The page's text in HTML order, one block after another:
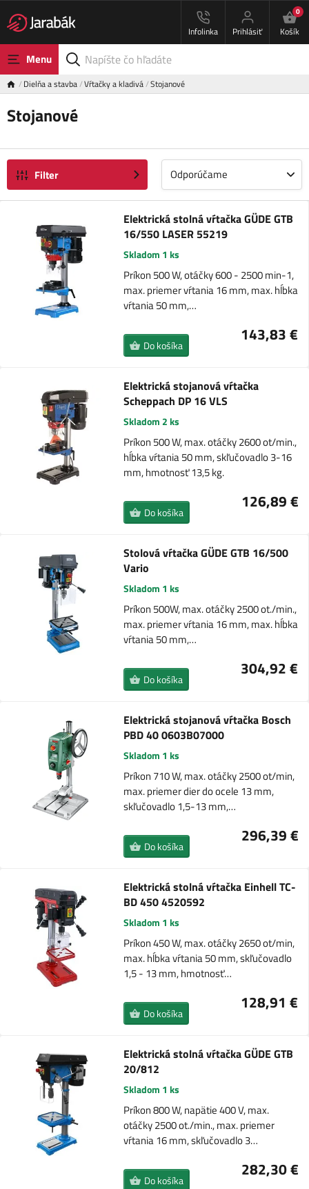
Infolinka Prihlásiť
0
Košík
Menu
Dielňa a stavba Vŕtačky a kladivá Stojanové
Stojanové
Filter Odporúčame
Elektrická stolná vŕtačka GÜDE GTB
16/550 LASER 55219
Skladom 1 ks
Príkon 500 W, otáčky 600 - 2500 min-1,
max. priemer vŕtania 16 mm, max. hĺbka
vŕtania 50 mm,…
143,83 €
Do košíka
Elektrická stojanová vŕtačka
Scheppach DP 16 VLS
Skladom 2 ks
Príkon 500 W, max. otáčky 2600 ot/min.,
hĺbka vŕtania 50 mm, skľučovadlo 3-16
mm, hmotnosť 13,5 kg.
126,89 €
Do košíka
Stolová vŕtačka GÜDE GTB 16/500
Vario
Skladom 1 ks
Príkon 500W, max. otáčky 2500 ot./min.,
max. priemer vŕtania 16 mm, max. hĺbka
vŕtania 50 mm,…
304,92 €
Do košíka
Elektrická stojanová vŕtačka Bosch
PBD 40 0603B07000
Skladom 1 ks
Príkon 710 W, max. otáčky 2500 ot/min,
max. priemer dier do ocele 13 mm,
skľučovadlo 1,5-13 mm,…
296,39 €
Do košíka
Elektrická stolná vŕtačka Einhell TC-
BD 450 4520592
Skladom 1 ks
Príkon 450 W, max. otáčky 2650 ot/min,
max. hĺbka vŕtania 50 mm, skľučovadlo
1,5 - 13 mm, hmotnosť…
128,91 €
Do košíka
Elektrická stolná vŕtačka GÜDE GTB
20/812
Skladom 1 ks
Príkon 800 W, napätie 400 V, max.
otáčky 2500 ot./min., max. priemer
vŕtania 16 mm, skľučovadlo 3…
282,30 €
Do košíka